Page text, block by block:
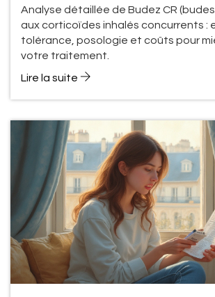
d’inhalothérapie
Analyse détaillée de Budez CR
aux corticoïdes inhalés concurrents :
tolérance, posologie et coûts pour
votre traitement.
Lire la suite